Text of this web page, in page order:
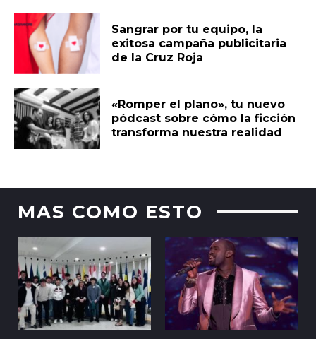
Sangrar por tu equipo, la
exitosa campaña publicitaria
de la Cruz Roja
«Romper el plano», tu nuevo
pódcast sobre cómo la ficción
transforma nuestra realidad
MAS COMO ESTO